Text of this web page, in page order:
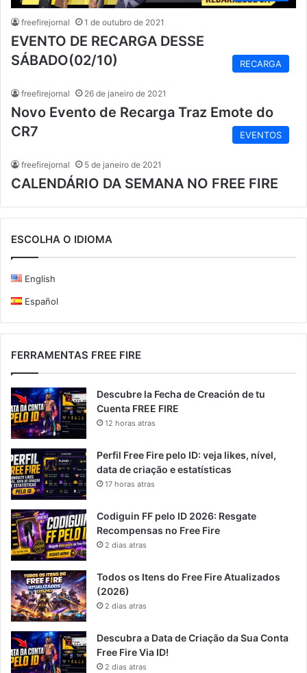
freefirejornal 1 de outubro de 2021
EVENTO DE RECARGA DESSE
SÁBADO(02/10)
RECARGA
freefirejornal 26 de janeiro de 2021
Novo Evento de Recarga Traz Emote do
CR7
EVENTOS
freefirejornal 5 de janeiro de 2021
CALENDÁRIO DA SEMANA NO FREE FIRE
ESCOLHA O IDIOMA
English
Español
FERRAMENTAS FREE FIRE
Descubre la Fecha de Creación de tu
Cuenta FREE FIRE
12 horas atras
Perfil Free Fire pelo ID: veja likes, nível,
data de criação e estatísticas
17 horas atras
Codiguin FF pelo ID 2026: Resgate
Recompensas no Free Fire
2 dias atras
Todos os Itens do Free Fire Atualizados
(2026)
2 dias atras
Descubra a Data de Criação da Sua Conta
Free Fire Via ID!
2 dias atras